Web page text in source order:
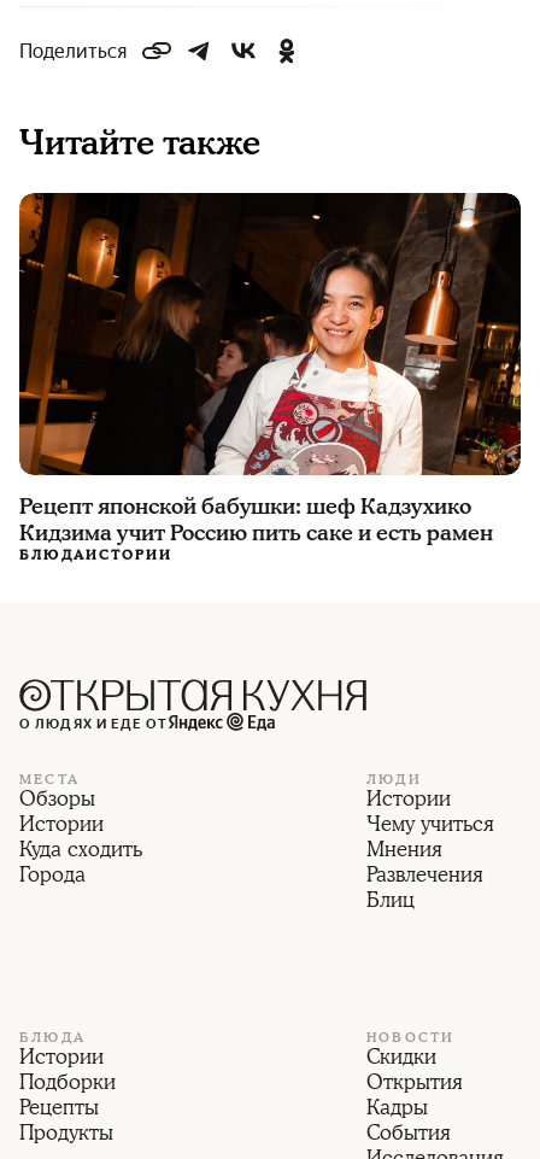
Поделиться
Читайте также
Рецепт японской бабушки: шеф Кадзухико
Кидзима учит Россию пить саке и есть рамен
БЛЮДАИСТОРИИ
О ЛЮДЯХ И ЕДЕ ОТ
МЕСТА
Обзоры
Истории
Куда сходить
Города
ЛЮДИ
Истории
Чему учиться
Мнения
Развлечения
Блиц
БЛЮДА
Истории
Подборки
Рецепты
Продукты
НОВОСТИ
Скидки
Открытия
Кадры
События